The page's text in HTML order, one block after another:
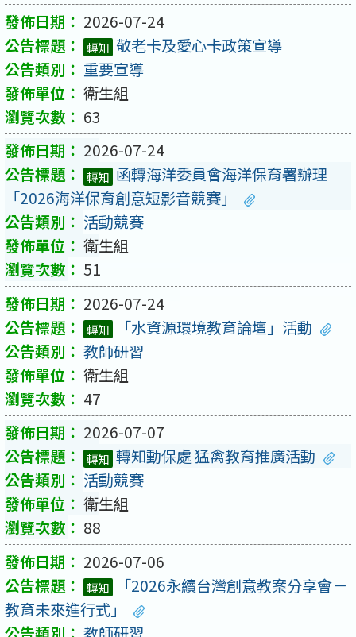
2026-07-24
轉知 敬老卡及愛心卡政策宣導
重要宣導
衛生組
63
2026-07-24
轉知 函轉海洋委員會海洋保育署辦理
「2026海洋保育創意短影音競賽」
活動競賽
衛生組
51
2026-07-24
轉知
「水資源環境教育論壇」活動
教師研習
衛生組
47
2026-07-07
轉知 轉知動保處 猛禽教育推廣活動
活動競賽
衛生組
88
2026-07-06
轉知
「2026永續台灣創意教案分享會－
教育未來進行式」